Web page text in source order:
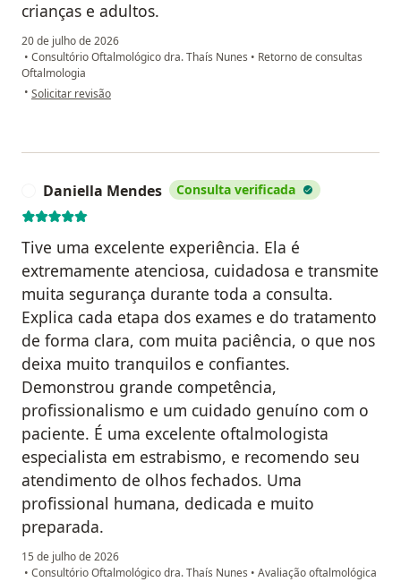
crianças e adultos.
20 de julho de 2026
• Consultório Oftalmológico dra. Thaís Nunes • Retorno de consultas
Oftalmologia
• na opinião do utilizador ABM
Solicitar revisão
Daniella Mendes Consulta verificada
Tive uma excelente experiência. Ela é
extremamente atenciosa, cuidadosa e transmite
muita segurança durante toda a consulta.
Explica cada etapa dos exames e do tratamento
de forma clara, com muita paciência, o que nos
deixa muito tranquilos e confiantes.
Demonstrou grande competência,
profissionalismo e um cuidado genuíno com o
paciente. É uma excelente oftalmologista
especialista em estrabismo, e recomendo seu
atendimento de olhos fechados. Uma
profissional humana, dedicada e muito
preparada.
15 de julho de 2026
• Consultório Oftalmológico dra. Thaís Nunes • Avaliação oftalmológica